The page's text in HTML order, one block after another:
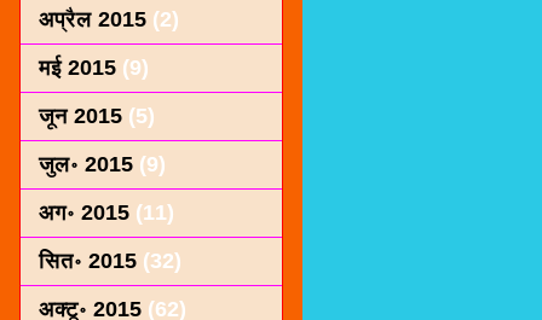
अप्रैल 2015 (2)
मई 2015 (9)
जून 2015 (5)
जुल॰ 2015 (9)
अग॰ 2015 (11)
सित॰ 2015 (32)
अक्टू॰ 2015 (62)